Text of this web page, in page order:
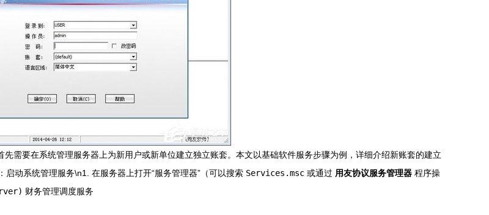
需要在系统管理服务器上为新用户或新单位建立独立账套。本文以基础软件服务步骤为例，详细介绍新账套的建立
动系统管理服务\n1. 在服务器上打开“服务管理器”（可以搜索 Services.msc 或通过 用友协议服务管理器 程序操
财务管理调度服务